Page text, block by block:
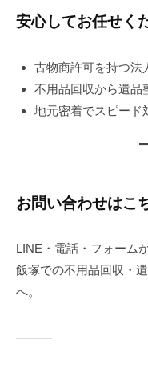
安心してお任せく
古物商許可を持つ法
不用品回収から遺品
地元密着でスピード
お問い合わせはこ
LINE・電話・フォーム
飯塚での不用品回収・
へ。